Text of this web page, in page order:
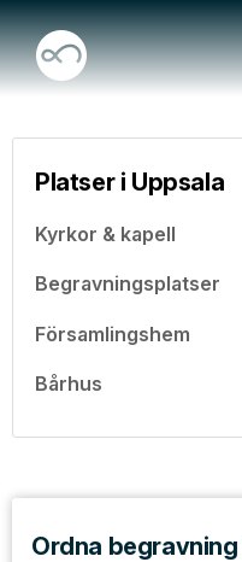
Platser i Uppsala
Kyrkor & kapell
Begravningsplatser
Församlingshem
Bårhus
Ordna